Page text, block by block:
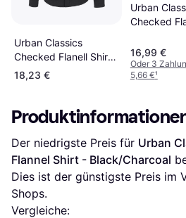
Urban Classics
Checked Flanell Shirt -
Black
18,23 €
Urban
Checked
16,99 €
Oder 3
5,66 €¹
Der niedrigste Preis für Urban
Flannel Shirt - Black/Charcoal
Dies ist der günstigste Preis im
Shops.
Vergleiche: